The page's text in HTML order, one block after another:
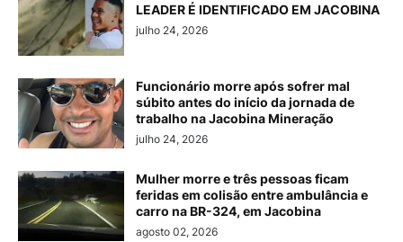
LEADER É IDENTIFICADO EM JACOBINA
julho 24, 2026
Funcionário morre após sofrer mal
súbito antes do início da jornada de
trabalho na Jacobina Mineração
julho 24, 2026
Mulher morre e três pessoas ficam
feridas em colisão entre ambulância e
carro na BR-324, em Jacobina
agosto 02, 2026